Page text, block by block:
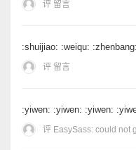
评 留言
:shuijiao: :weiqu:
评 留言
:yiwen: :yiwen: :yiwen:
评 EasySass: could not